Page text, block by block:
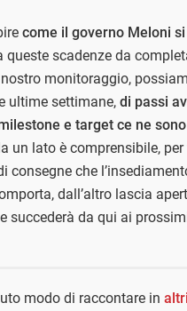
come il governo Meloni
queste scadenze da
monitoraggio,
ultime settimane, di passi
e target ce ne
un lato è comprensibile,
consegne che
dall’altro lascia
succederà da qui ai
modo di raccontare in